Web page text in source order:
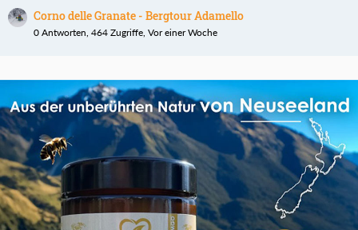
Corno delle Granate - Bergtour Adamello
0 Antworten, 464 Zugriffe, Vor einer Woche